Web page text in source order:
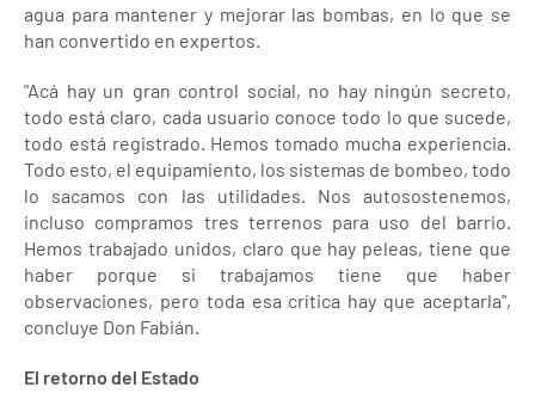
agua para mantener y mejorar las bombas, en lo que se
han convertido en expertos.
"Acá hay un gran control social, no hay ningún secreto,
todo está claro, cada usuario conoce todo lo que sucede,
todo está registrado. Hemos tomado mucha experiencia.
Todo esto, el equipamiento, los sistemas de bombeo, todo
lo sacamos con las utilidades. Nos autosostenemos,
incluso compramos tres terrenos para uso del barrio.
Hemos trabajado unidos, claro que hay peleas, tiene que
haber porque si trabajamos tiene que haber
observaciones, pero toda esa crítica hay que aceptarla",
concluye Don Fabián.
El retorno del Estado